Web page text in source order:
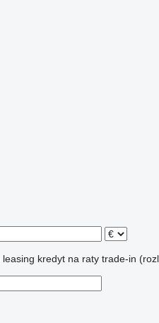
leasing kredyt na raty trade-in